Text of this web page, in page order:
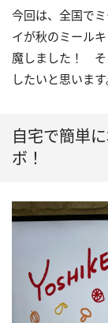
今回は、全国で
イが秋のミール
魔しました！ そ
したいと思います
自宅で簡単
ボ！